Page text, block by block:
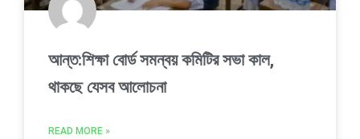
আন্ত:শিক্ষা বোর্ড সমন্বয় কমিটির সভা কাল,
থাকছে যেসব আলোচনা
READ MORE »